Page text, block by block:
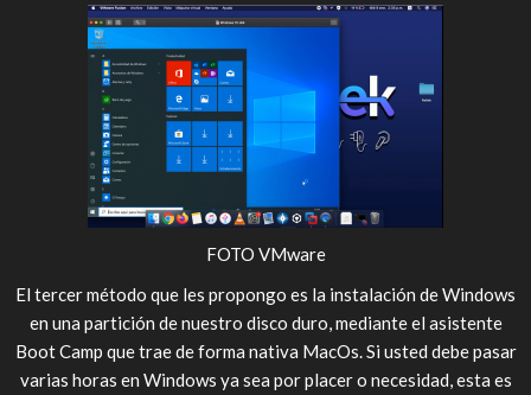
FOTO VMware
El tercer método que les propongo es la instalación de Windows
en una partición de nuestro disco duro, mediante el asistente
Boot Camp que trae de forma nativa MacOs. Si usted debe pasar
varias horas en Windows ya sea por placer o necesidad, esta es